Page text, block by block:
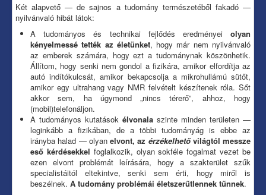
Két alapvető — de sajnos a tudomány természetéből fakadó —
nyilvánvaló hibát látok:
A tudományos és technikai fejlődés eredményei olyan
kényelmessé tették az életünket, hogy már nem nyilvánvaló
az emberek számára, hogy ezt a tudománynak köszönhetik.
Állítom, hogy senki nem gondol a fizikára, amikor elfordítja az
autó indítókulcsát, amikor bekapcsolja a mikrohullámú sütőt,
amikor egy ultrahang vagy NMR felvételt készítenek róla. Sőt
akkor sem, ha úgymond „nincs térerő”, ahhoz, hogy
(mobil)telefonáljon.
A tudományos kutatások élvonala szinte minden területen —
leginkább a fizikában, de a többi tudományág is ebbe az
irányba halad — olyan elvont, az érzékelhetővilágtól messze
eső kérdésekkel foglalkozik, olyan sokféle fogalmat vezet be
ezen elvont problémát leírására, hogy a szakterület szűk
specialistáitól eltekintve, senki sem érti, hogy miről is
beszélnek. A tudomány problémái életszerűtlennek tűnnek.